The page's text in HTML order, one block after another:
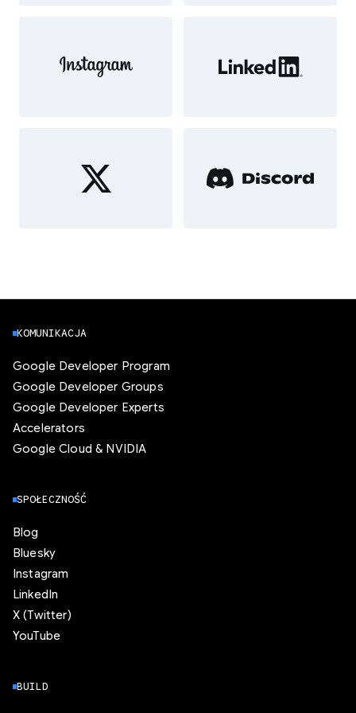
KOMUNIKACJA
Google Developer Program
Google Developer Groups
Google Developer Experts
Accelerators
Google Cloud & NVIDIA
SPOŁECZNOŚĆ
Blog
Bluesky
Instagram
LinkedIn
X (Twitter)
YouTube
BUILD